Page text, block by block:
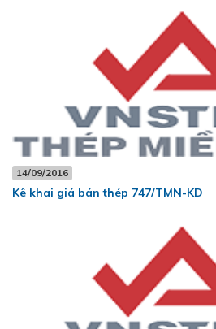
14/09/2016
Kê khai giá bán thép 747/TMN-KD